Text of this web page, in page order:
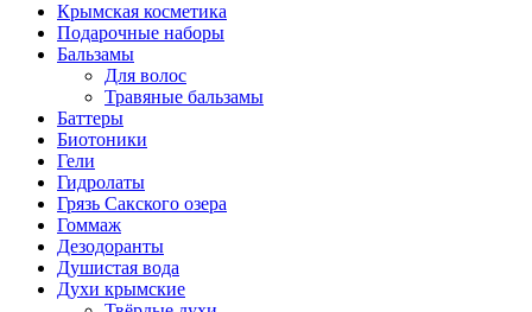
Крымская косметика
Подарочные наборы
Бальзамы
Для волос
Травяные бальзамы
Баттеры
Биотоники
Гели
Гидролаты
Грязь Сакского озера
Гоммаж
Дезодоранты
Душистая вода
Духи крымские